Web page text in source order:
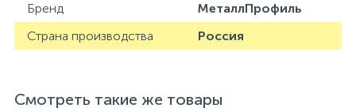
Бренд
МеталлПрофиль
Страна производства
Россия
Смотреть такие же товары